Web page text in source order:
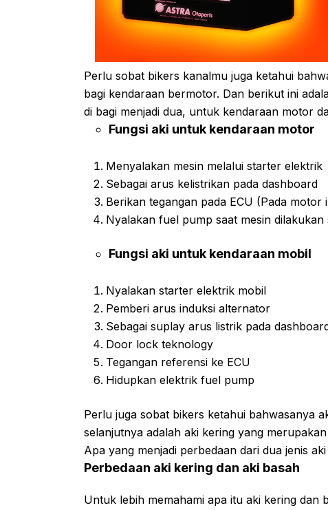
Perlu sobat bikers kanalmu juga ketahui
bagi kendaraan bermotor. Dan berikut ini
di bagi menjadi dua, untuk kendaraan motor
Fungsi aki untuk kendaraan motor
Menyalakan mesin melalui starter elektrik
Sebagai arus kelistrikan pada dashboard
Berikan tegangan pada ECU (Pada motor
Nyalakan fuel pump saat mesin
Fungsi aki untuk kendaraan mobil
Nyalakan starter elektrik mobil
Pemberi arus induksi alternator
Sebagai suplay arus listrik pada
Door lock teknology
Tegangan referensi ke ECU
Hidupkan elektrik fuel pump
Perlu juga sobat bikers ketahui bahwasanya
selanjutnya adalah aki kering yang
Apa yang menjadi perbedaan dari dua jenis
Perbedaan aki kering dan aki basah
Untuk lebih memahami apa itu aki kering dan